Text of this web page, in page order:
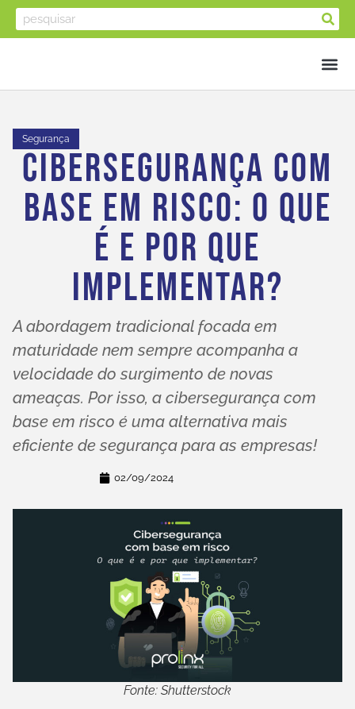
Segurança
Cibersegurança Com
Base Em Risco: O Que
É E Por Que
Implementar?
A abordagem tradicional focada em
maturidade nem sempre acompanha a
velocidade do surgimento de novas
ameaças. Por isso, a cibersegurança com
base em risco é uma alternativa mais
eficiente de segurança para as empresas!
02/09/2024
Fonte: Shutterstock